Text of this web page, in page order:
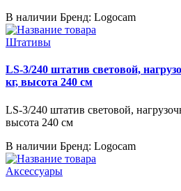
В наличии Бренд: Logocam
Штативы
LS-3/240 штатив световой,
кг, высота 240 см
LS-3/240 штатив световой,
высота 240 см
В наличии Бренд: Logocam
Аксессуары